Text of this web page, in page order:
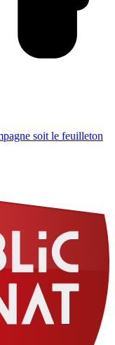
soit le feuilleton